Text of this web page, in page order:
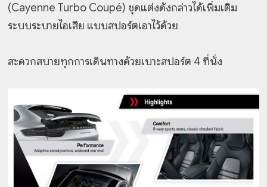
(Cayenne Turbo Coupé) ชุดแต่งดังกล่าวได้เพิ่มเติม
ระบบระบายไอเสีย แบบสปอร์ตเอาไว้ด้วย
สะดวกสบายทุกการเดินทางด้วยเบาะสปอร์ต 4 ที่นั่ง